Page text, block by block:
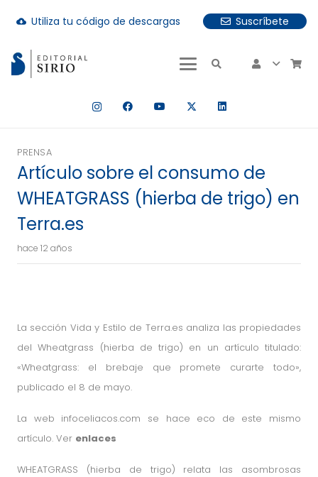
cloud_download Utiliza tu código de descargas
Suscríbete
hay resultados autocompletados, puedes utilizar las
PRENSA
Artículo sobre el consumo de
WHEATGRASS (hierba de trigo) en
Terra.es
hace 12 años
La sección Vida y Estilo de Terra.es analiza las propiedades
del Wheatgrass (hierba de trigo) en un artículo titulado:
«Wheatgrass: el brebaje que promete curarte todo»,
publicado el 8 de mayo.
La web infoceliacos.com se hace eco de este mismo
artículo. Ver enlaces
WHEATGRASS (hierba de trigo) relata las asombrosas